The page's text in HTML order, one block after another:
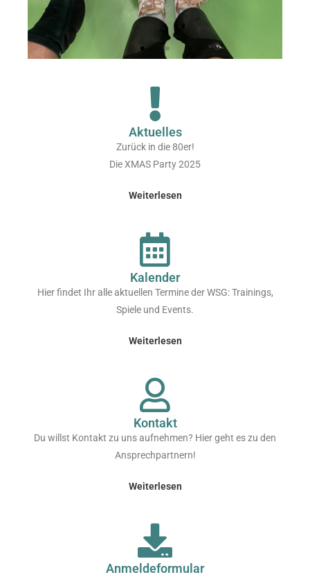
Aktuelles
Zurück in die 80er!
Die XMAS Party 2025
Weiterlesen
Kalender
Hier findet Ihr alle aktuellen Termine der WSG: Trainings,
Spiele und Events.
Weiterlesen
Kontakt
Du willst Kontakt zu uns aufnehmen? Hier geht es zu den
Ansprechpartnern!
Weiterlesen
Anmeldeformular